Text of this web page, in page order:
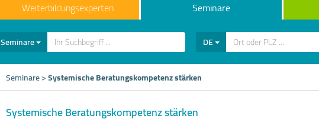
Weiterbildungsexperten Seminare
Seminare DE
Seminare>Systemische Beratungskompetenz stärken
Systemische Beratungskompetenz stärken